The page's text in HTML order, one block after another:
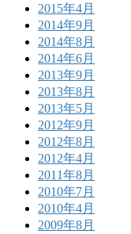
2015年4月
2014年9月
2014年8月
2014年6月
2013年9月
2013年8月
2013年5月
2012年9月
2012年8月
2012年4月
2011年8月
2010年7月
2010年4月
2009年8月